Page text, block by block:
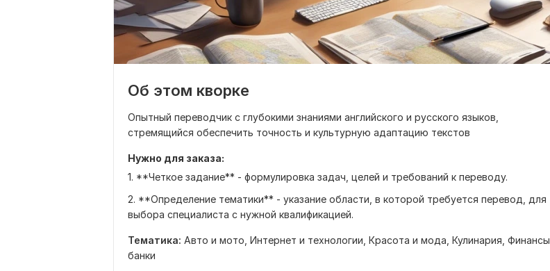
Об этом кворке
Опытный переводчик с глубокими знаниями английского и русского языков,
стремящийся обеспечить точность и культурную адаптацию текстов
Нужно для заказа:
1. **Четкое задание** - формулировка задач, целей и требований к переводу.
2. **Определение тематики** - указание области, в которой требуется перевод, для
выбора специалиста с нужной квалификацией.
Тематика: Авто и мото, Интернет и технологии, Красота и мода, Кулинария, Финансы,
банки